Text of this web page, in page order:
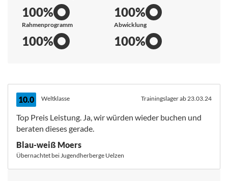
100% 100%
Rahmenprogramm
100%
Abwicklung
100%
10.0 Weltklasse Trainingslager ab 23.03.24
Top Preis Leistung. Ja, wir würden wieder buchen und
beraten dieses gerade.
Blau-weiß Moers
Übernachtet bei Jugendherberge Uelzen